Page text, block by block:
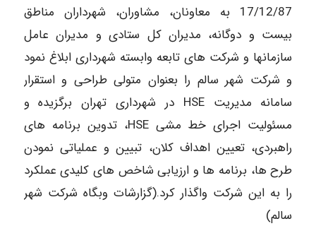
17/12/87 به معاونان، مشاوران، شهرداران مناطق
بیست و دوگانه، مدیران کل ستادی و مدیران عامل
سازمان­ها و شرکت­ های تابعه وابسته شهرداری ابلاغ نمود
و شرکت شهر سالم را بعنوان متولی طراحی و استقرار
سامانه مدیریت HSE در شهرداری تهران برگزیده­ و
مسئولیت اجرای خط مشی HSE، تدوین برنامه های
راهبردی، تعیین اهداف کلان، تبیین و عملیاتی نمودن
طرح­ ها، برنامه ­ها و ارزیابی شاخص­ های کلیدی عملکرد
را به این شرکت واگذار کرد.(گزارشات وبگاه شرکت شهر
سالم)